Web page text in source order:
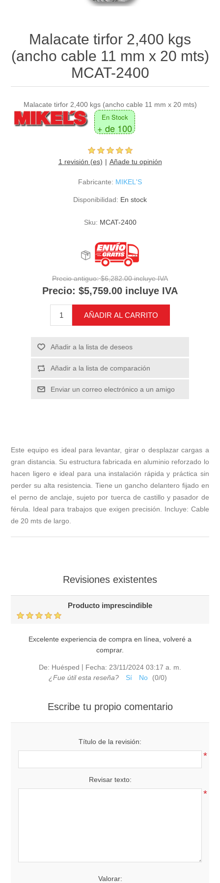
Malacate tirfor 2,400 kgs
(ancho cable 11 mm x 20 mts)
MCAT-2400
Malacate tirfor 2,400 kgs (ancho cable 11 mm x 20 mts)
En Stock
+ de 100
1 revisión (es) Añade tu opinión
Fabricante: MIKEL'S
Disponibilidad: En stock
Sku: MCAT-2400
Precio antiguo: $6,282.00 incluye IVA
Precio: $5,759.00 incluye IVA
AÑADIR AL CARRITO
Añadir a la lista de deseos
Añadir a la lista de comparación
Enviar un correo electrónico a un amigo
Este equipo es ideal para levantar, girar o desplazar cargas a
gran distancia. Su estructura fabricada en aluminio reforzado lo
hacen ligero e ideal para una instalación rápida y práctica sin
perder su alta resistencia. Tiene un gancho delantero fijado en
el perno de anclaje, sujeto por tuerca de castillo y pasador de
férula. Ideal para trabajos que exigen precisión. Incluye: Cable
de 20 mts de largo.
Revisiones existentes
Producto imprescindible
Excelente experiencia de compra en línea, volveré a
comprar.
De: Huésped | Fecha: 23/11/2024 03:17 a. m.
¿Fue útil esta reseña?
Sí No (0/0)
Escribe tu propio comentario
Título de la revisión:
*
Revisar texto:
*
Valorar: